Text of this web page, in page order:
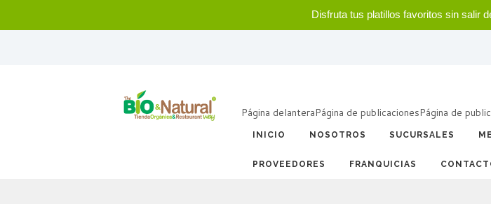
Disfruta tus platillos favoritos sin salir
Página delanteraPágina de publicacionesPágina de
INICIO NOSOTROS SUCURSALES
PROVEEDORES FRANQUICIAS